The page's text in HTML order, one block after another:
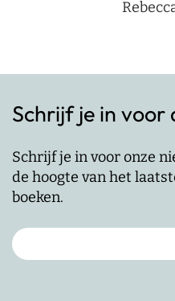
Schrijf je in voor
Schrijf je in voor onze
de hoogte van het
boeken.